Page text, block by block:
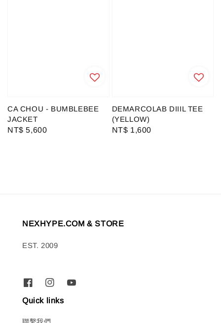
CA CHOU - BUMBLEBEE
JACKET
Regular
NT$ 5,600
DEMARCOLAB DIIIL TEE
(YELLOW)
Regular
NT$ 1,600
NEXHYPE.COM & STORE
EST. 2009
Quick links